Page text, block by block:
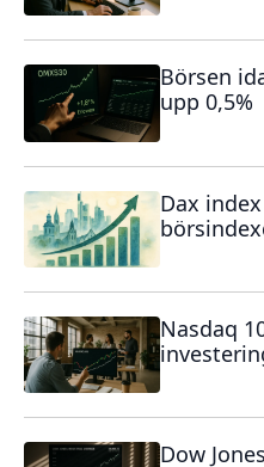
Börsen
upp 0,5%
Dax
Nasdaq
Dow